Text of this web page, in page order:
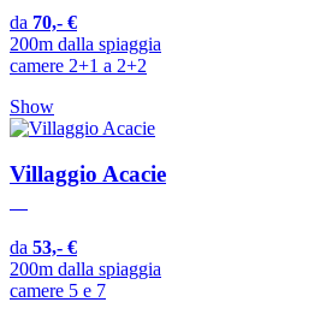
da 70,- €
200m dalla spiaggia
camere 2+1 a 2+2
Show
Villaggio Acacie
da 53,- €
200m dalla spiaggia
camere 5 e 7